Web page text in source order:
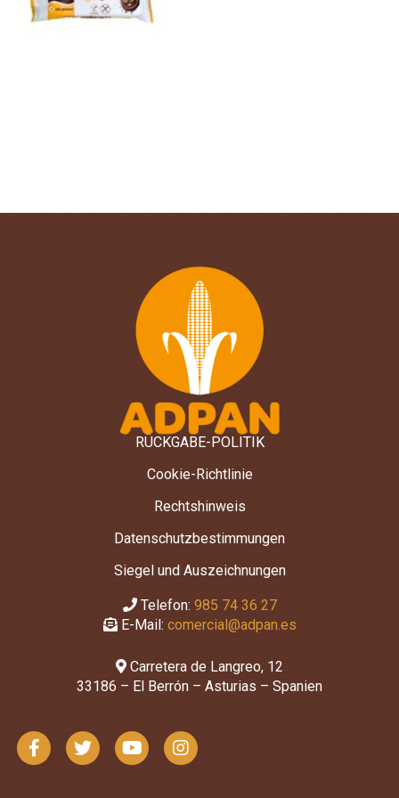
RÜCKGABE-POLITIK
Cookie-Richtlinie
Rechtshinweis
Datenschutzbestimmungen
Siegel und Auszeichnungen
Telefon: 985 74 36 27
E-Mail: comercial@adpan.es
Carretera de Langreo, 12
33186 – El Berrón – Asturias – Spanien